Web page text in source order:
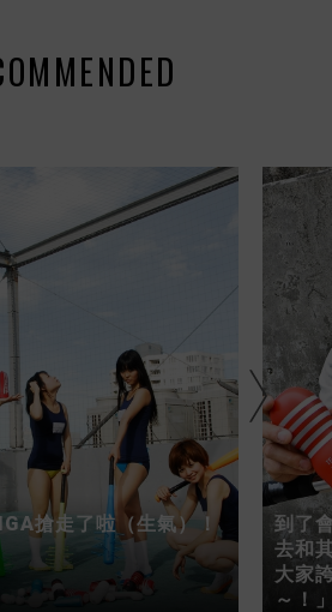
搶走了啦（生氣）！
到了
去和
大家
～！